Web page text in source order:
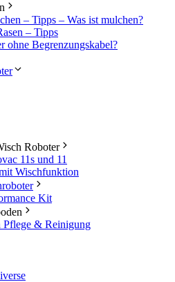
– Tipps – Was ist mulchen?
– Tipps
ohne Begrenzungskabel?
Roboter
11s und 11
Wischfunktion
Kit
Pflege & Reinigung